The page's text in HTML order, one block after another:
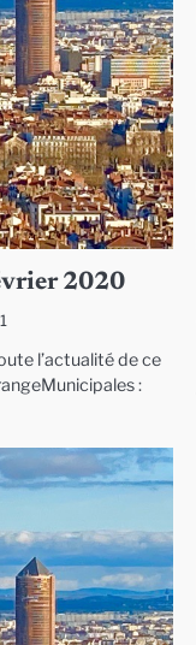
2020
l’actualité de ce
: